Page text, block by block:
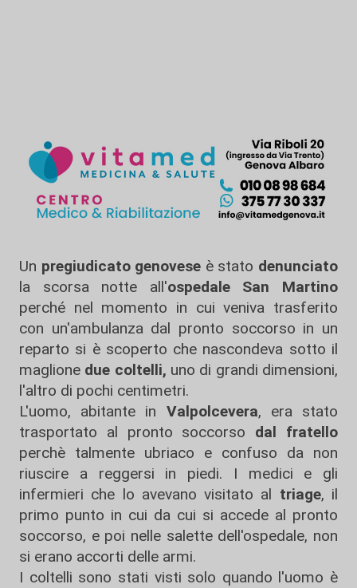
Un pregiudicato genovese è stato denunciato
la scorsa notte all'ospedale San Martino
perché nel momento in cui veniva trasferito
con un'ambulanza dal pronto soccorso in un
reparto si è scoperto che nascondeva sotto il
maglione due coltelli, uno di grandi dimensioni,
l'altro di pochi centimetri.
L'uomo, abitante in Valpolcevera, era stato
trasportato al pronto soccorso dal fratello
perchè talmente ubriaco e confuso da non
riuscire a reggersi in piedi. I medici e gli
infermieri che lo avevano visitato al triage, il
primo punto in cui da cui si accede al pronto
soccorso, e poi nelle salette dell'ospedale, non
si erano accorti delle armi.
I coltelli sono stati visti solo quando l'uomo è